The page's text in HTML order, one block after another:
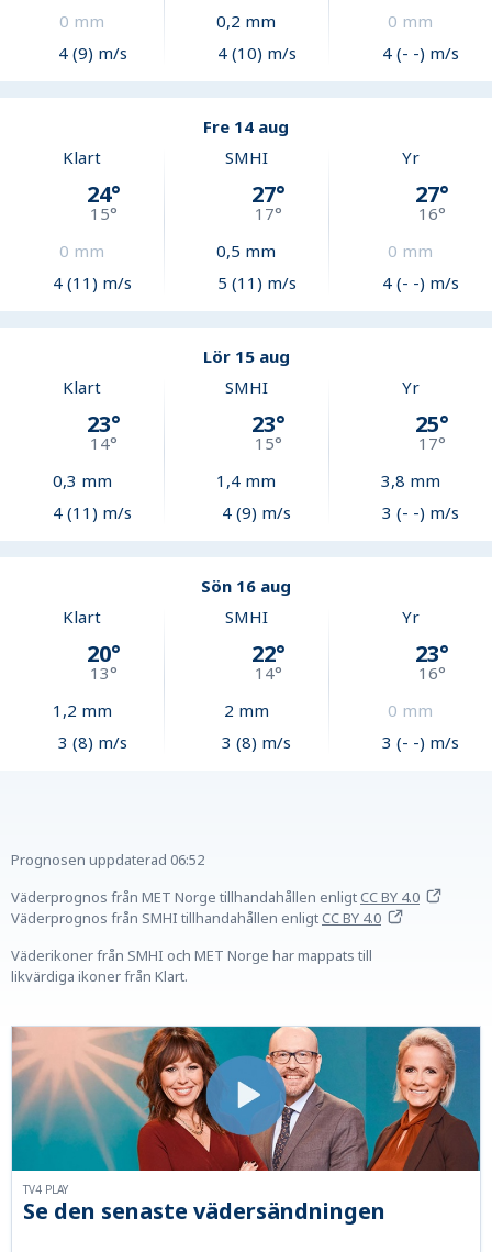
0 mm
4 (9) m/s
0,2 mm
4 (10) m/s
0 mm
4 (- -) m/s
Fre 14 aug
Klart
24°
15°
0 mm
4 (11) m/s
SMHI
27°
17°
0,5 mm
5 (11) m/s
Yr
27°
16°
0 mm
4 (- -) m/s
Lör 15 aug
Klart
23°
14°
0,3 mm
4 (11) m/s
SMHI
23°
15°
1,4 mm
4 (9) m/s
Yr
25°
17°
3,8 mm
3 (- -) m/s
Sön 16 aug
Klart
20°
13°
1,2 mm
3 (8) m/s
SMHI
22°
14°
2 mm
3 (8) m/s
Yr
23°
16°
0 mm
3 (- -) m/s
Prognosen uppdaterad 06:52
Väderprognos från MET Norge tillhandahållen enligtCC BY 4.0
Väderprognos från SMHI tillhandahållen enligtCC BY 4.0
Väderikoner från SMHI och MET Norge har mappats till
likvärdiga ikoner från Klart.
Se den senaste vädersändningen
TV4 PLAY